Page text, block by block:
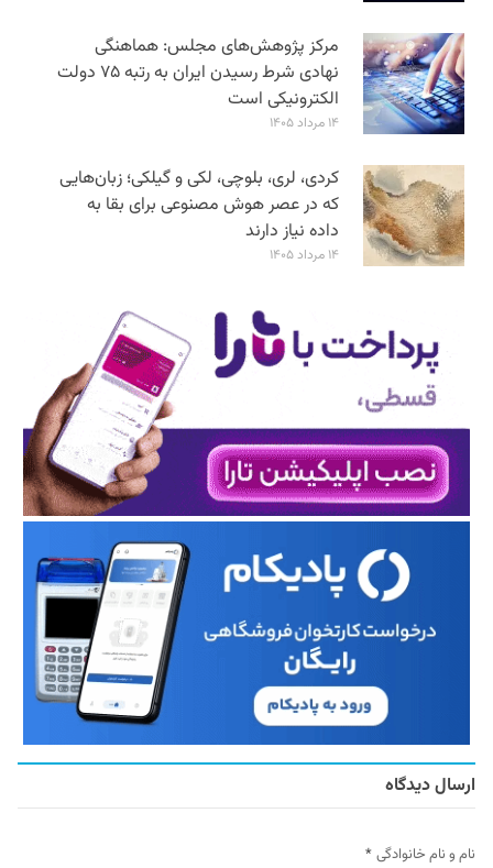
مرکز پژوهش‌های مجلس: هماهنگی
نهادی شرط رسیدن ایران به رتبه ۷۵ دولت
الکترونیکی است
۱۴ مرداد ۱۴۰۵
کردی، لری، بلوچی، لکی و گیلکی؛ زبان‌هایی
که در عصر هوش مصنوعی برای بقا به
داده نیاز دارند
۱۴ مرداد ۱۴۰۵
ارسال دیدگاه
نام و نام خانوادگی *